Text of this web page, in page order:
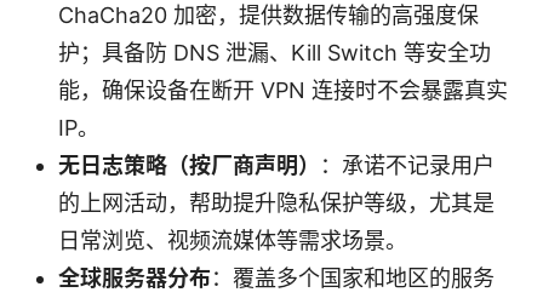
ChaCha20 加密，提供数据传输的高强度保
护；具备防 DNS 泄漏、Kill Switch 等安全功
能，确保设备在断开 VPN 连接时不会暴露真实
IP。
无日志策略（按厂商声明）
：承诺不记录用户
的上网活动，帮助提升隐私保护等级，尤其是
日常浏览、视频流媒体等需求场景。
全球服务器分布：覆盖多个国家和地区的服务